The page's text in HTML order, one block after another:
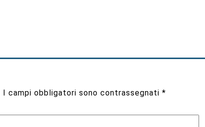
I campi obbligatori sono contrassegnati*